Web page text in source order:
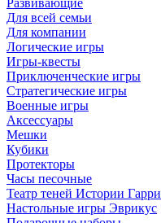
Развивающие
Для всей семьи
Для компании
Логические игры
Игры-квесты
Приключенческие игры
Стратегические игры
Военные игры
Аксессуары
Мешки
Кубики
Протекторы
Часы песочные
Театр теней Истории Гарри
Настольные игры Эврикус